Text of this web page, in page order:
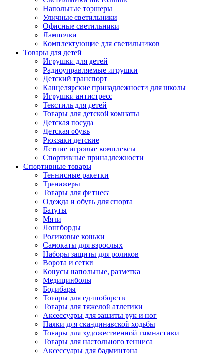
Напольные торшеры
Уличные светильники
Офисные светильники
Лампочки
Комплектующие для светильников
Товары для детей
Игрушки для детей
Радиоуправляемые игрушки
Детский транспорт
Канцелярские принадлежности для школы
Игрушки антистресс
Текстиль для детей
Товары для детской комнаты
Детская посуда
Детская обувь
Рюкзаки детские
Летние игровые комплексы
Спортивные принадлежности
Спортивные товары
Теннисные ракетки
Тренажеры
Товары для фитнеса
Одежда и обувь для спорта
Батуты
Мячи
Лонгборды
Роликовые коньки
Самокаты для взрослых
Наборы защиты для роликов
Ворота и сетки
Конусы напольные, разметка
Медицинболы
Бодибары
Товары для единоборств
Товары для тяжелой атлетики
Аксессуары для защиты рук и ног
Палки для скандинавской ходьбы
Товары для художественной гимнастики
Товары для настольного тенниса
Аксессуары для бадминтона